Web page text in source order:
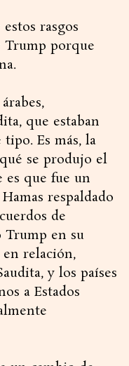
rasgos
Trump porque
que estaban
Es más, la
se produjo el
es que fue un
respaldado
de
Trump en su
relación,
y los países
a Estados